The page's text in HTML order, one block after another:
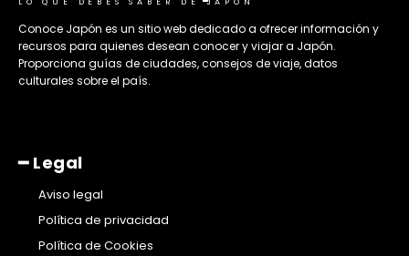
​Conoce Japón es un sitio web dedicado a ofrecer información y
recursos para quienes desean conocer y viajar a Japón.
Proporciona guías de ciudades, consejos de viaje, datos
culturales sobre el país. ​
━ Legal
Aviso legal
Política de privacidad
Política de Cookies